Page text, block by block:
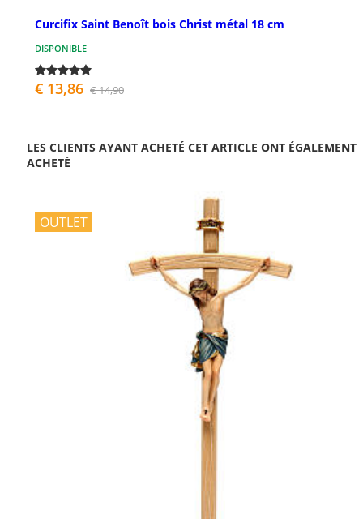
Curcifix Saint Benoît bois Christ métal 18 cm
DISPONIBLE
€ 13,86 € 14,90
LES CLIENTS AYANT ACHETÉ CET ARTICLE ONT ÉGALEMENT
ACHETÉ
OUTLET